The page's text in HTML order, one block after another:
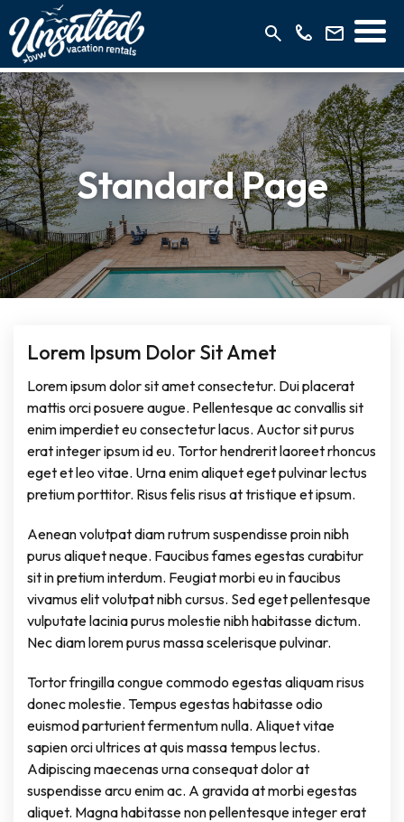
Standard Page
Lorem Ipsum Dolor Sit Amet
Lorem ipsum dolor sit amet consectetur. Dui placerat
mattis orci posuere augue. Pellentesque ac convallis sit
enim imperdiet eu consectetur lacus. Auctor sit purus
erat integer ipsum id eu. Tortor hendrerit laoreet rhoncus
eget et leo vitae. Urna enim aliquet eget pulvinar lectus
pretium porttitor. Risus felis risus at tristique et ipsum.
Aenean volutpat diam rutrum suspendisse proin nibh
purus aliquet neque. Faucibus fames egestas curabitur
sit in pretium interdum. Feugiat morbi eu in faucibus
vivamus elit volutpat nibh cursus. Sed eget pellentesque
vulputate lacinia purus molestie nibh habitasse dictum.
Nec diam lorem purus massa scelerisque pulvinar.
Tortor fringilla congue commodo egestas aliquam risus
donec molestie. Tempus egestas habitasse odio
euismod parturient fermentum nulla. Aliquet vitae
sapien orci ultrices at quis massa tempus lectus.
Adipiscing maecenas urna consequat dolor at
suspendisse arcu enim ac. A gravida at morbi egestas
aliquet. Magna habitasse non pellentesque integer erat